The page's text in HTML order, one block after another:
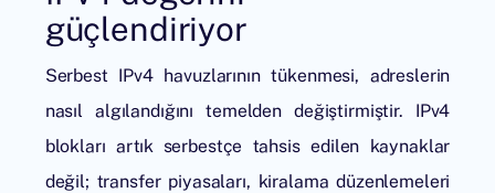
güçlendiriyor
Serbest IPv4 havuzlarının tükenmesi, adreslerin
nasıl algılandığını temelden değiştirmiştir. IPv4
blokları artık serbestçe tahsis edilen kaynaklar
değil; transfer piyasaları, kiralama düzenlemeleri